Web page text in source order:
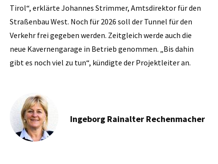
Tirol“, erklärte Johannes Strimmer, Amtsdirektor für den
Straßenbau West. Noch für 2026 soll der Tunnel für den
Verkehr frei gegeben werden. Zeitgleich werde auch die
neue Kavernengarage in Betrieb genommen. „Bis dahin
gibt es noch viel zu tun“, kündigte der Projektleiter an.
Ingeborg Rainalter Rechenmacher